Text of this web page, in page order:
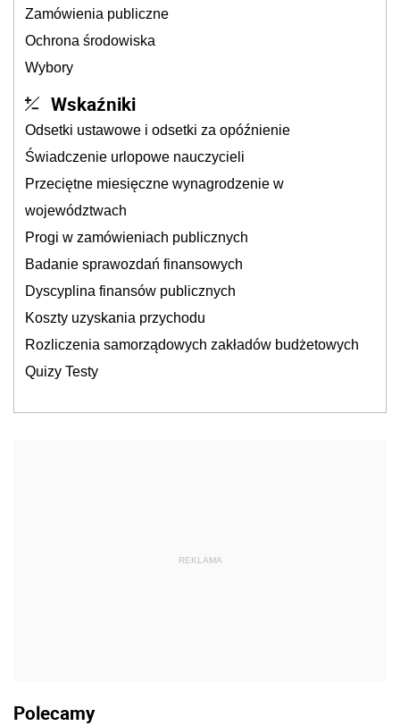
Zamówienia publiczne
Ochrona środowiska
Wybory
Wskaźniki
Odsetki ustawowe i odsetki za opóźnienie
Świadczenie urlopowe nauczycieli
Przeciętne miesięczne wynagrodzenie w
województwach
Progi w zamówieniach publicznych
Badanie sprawozdań finansowych
Dyscyplina finansów publicznych
Koszty uzyskania przychodu
Rozliczenia samorządowych zakładów budżetowych
Quizy Testy
REKLAMA
Polecamy